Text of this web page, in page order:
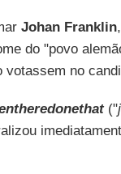
Johan Franklin
do "povo
no
("